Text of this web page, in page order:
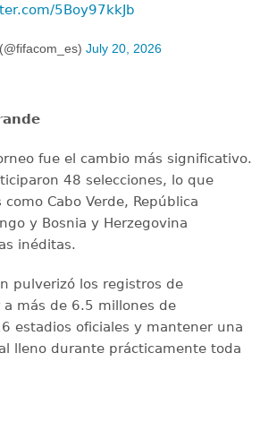
5Boy97kkJb
July 20, 2026
fue el cambio más significativo.
48 selecciones, lo que
Cabo Verde, República
y Bosnia y Herzegovina
inéditas.
pulverizó los registros de
más de 6.5 millones de
estadios oficiales y mantener una
lleno durante prácticamente toda